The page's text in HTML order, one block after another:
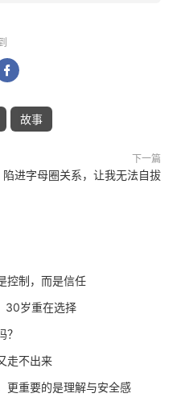

故事
下一篇
陷进字母圈关系，让我无法自拔
控制，而是信任
30岁重在选择
走不出来
更重要的是理解与安全感